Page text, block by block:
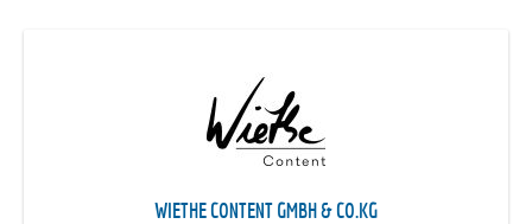
WIETHE CONTENT GMBH & CO.KG